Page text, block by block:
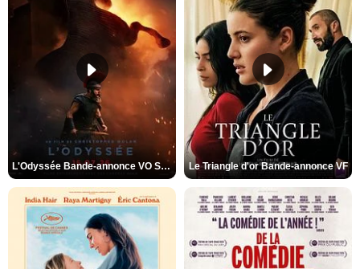
L'Odyssée Bande-annonce VO STFR Le Triangle d'or Bande-annonce VF